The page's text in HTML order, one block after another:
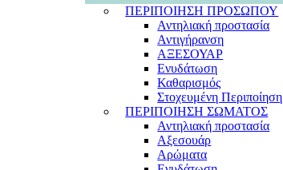
ΠΕΡΙΠΟΙΗΣΗ ΠΡΟΣΩΠΟΥ
Αντηλιακή προστασία
Αντιγήρανση
ΑΞΕΣΟΥΑΡ
Ενυδάτωση
Καθαρισμός
Στοχευμένη Περιποίηση
ΠΕΡΙΠΟΙΗΣΗ ΣΩΜΑΤΟΣ
Αντηλιακή προστασία
Αξεσουάρ
Αρώματα